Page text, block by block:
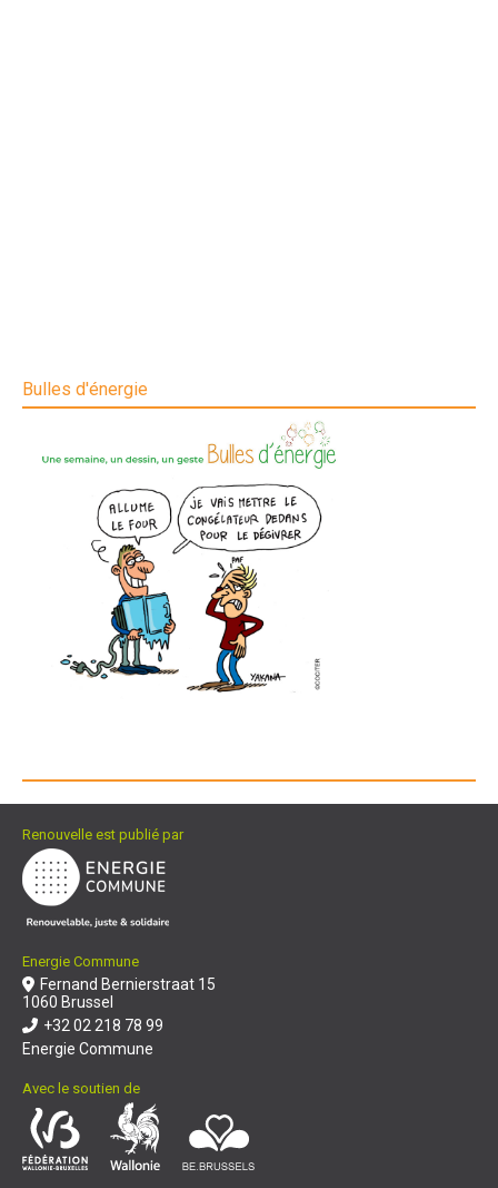
Bulles d'énergie
Renouvelle est publié par
Energie Commune
Fernand Bernierstraat 15
1060 Brussel
+32 02 218 78 99
Energie Commune
Avec le soutien de